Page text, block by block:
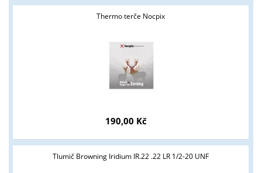
Thermo terče Nocpix
190,00 Kč
Tlumič Browning Iridium IR.22 .22 LR 1/2-20 UNF